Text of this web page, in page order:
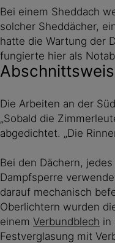
Bei einem Sheddach
solcher Sheddächer,
hatte die Wartung der
fungierte hier als
Die Arbeiten an der
„Sobald die
abgedichtet. „Die
Bei den Dächern,
Dampfsperre
darauf mechanisch
Oberlichtern wurden
einem Verbundblech in
Festverglasung mit